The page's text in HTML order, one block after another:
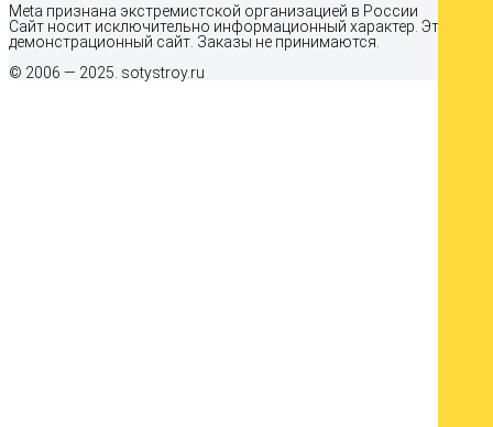
Meta признана экстремистcкой организацией в России
Сайт носит исключительно информационный характер. Это
демонстрационный сайт. Заказы не принимаются.
© 2006 — 2025. sotystroy.ru